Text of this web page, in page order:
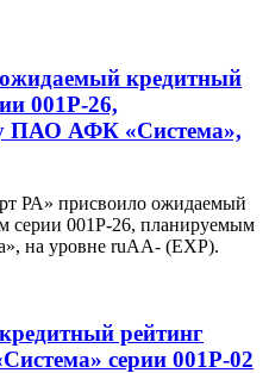
кредитный
001Р-26,
ПАО АФК «Система»,
РА» присвоило ожидаемый
серии 001Р-26, планируемым
на уровне ruAA- (EXP).
рейтинг
серии 001Р-02